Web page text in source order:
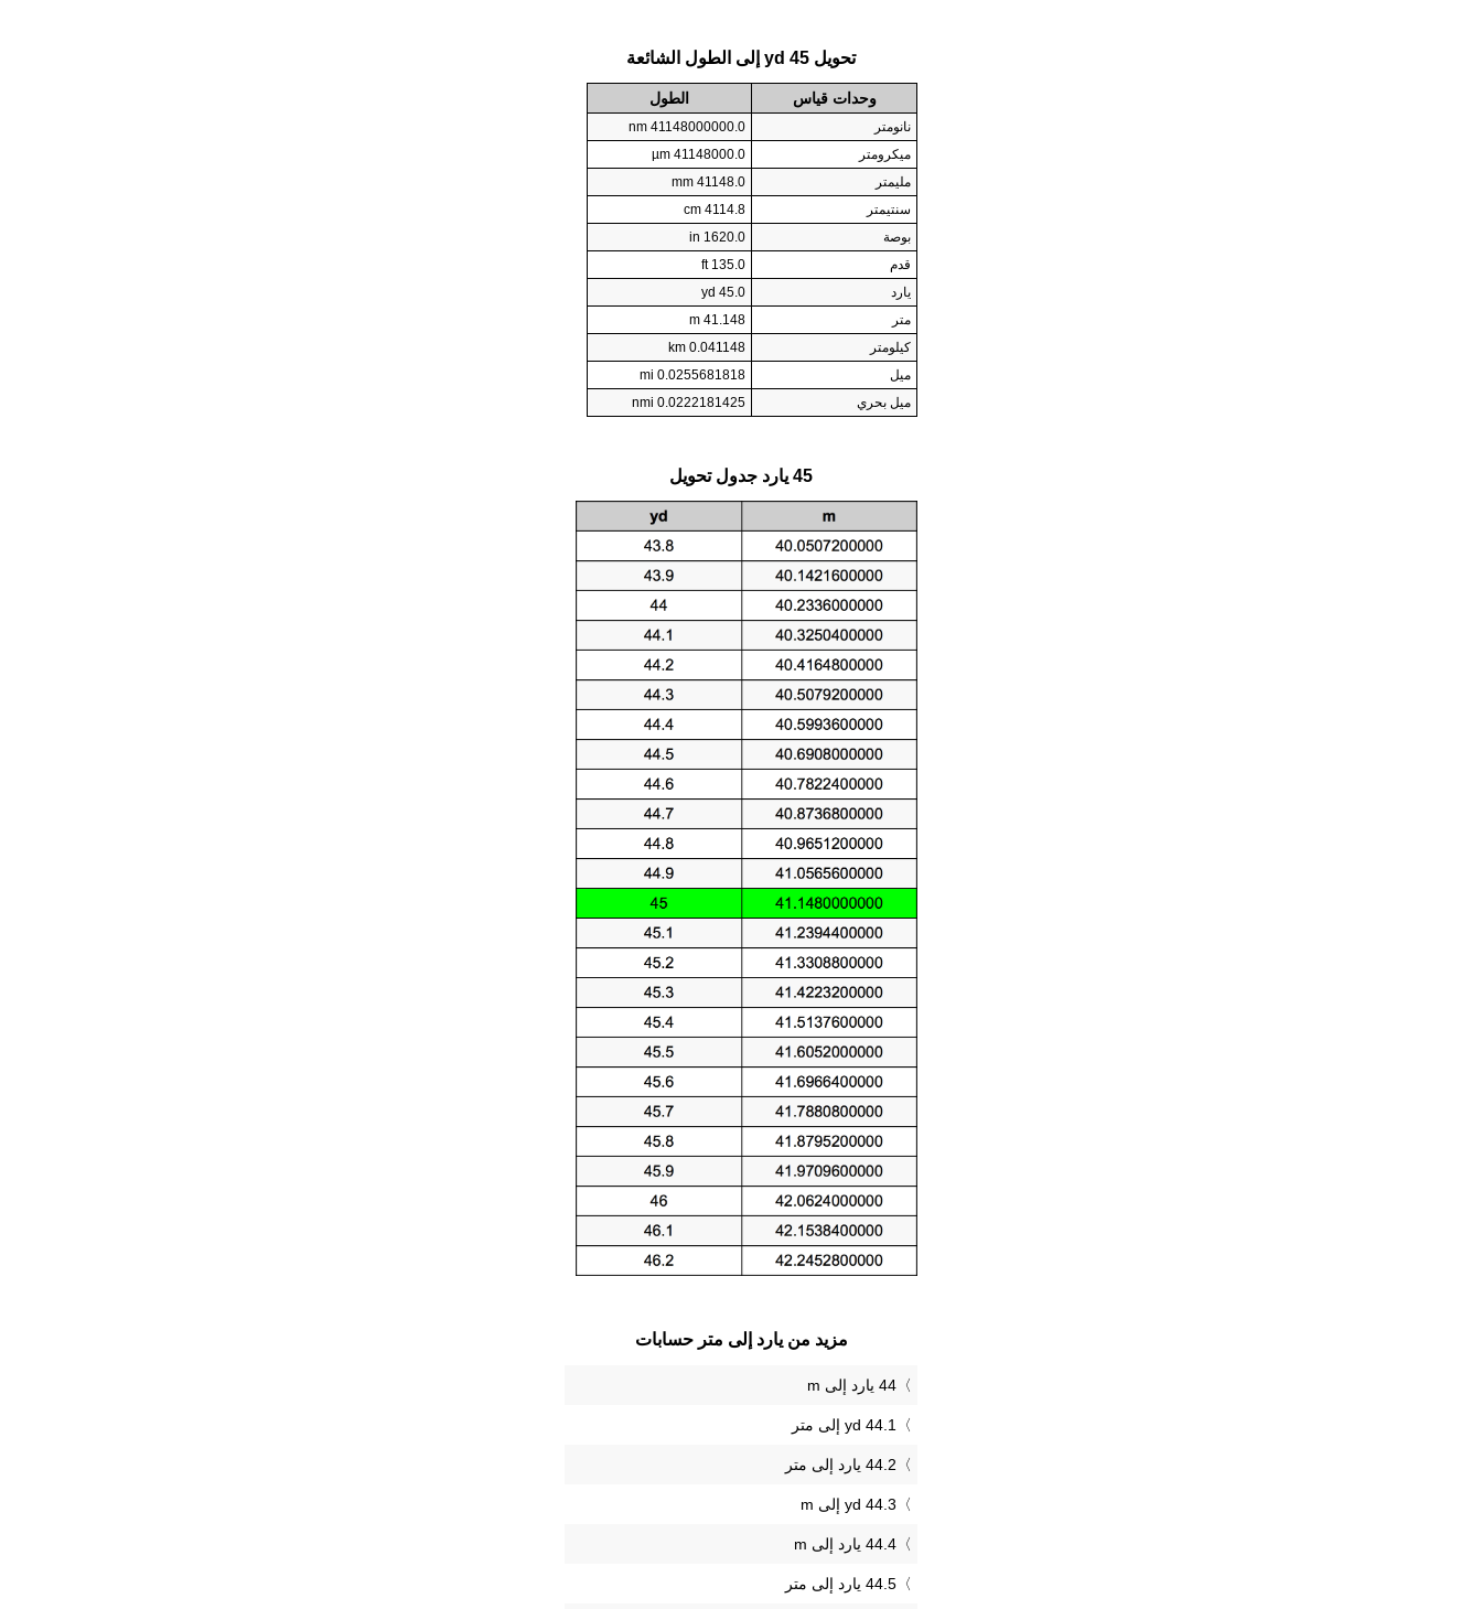
تحويل 45 yd إلى الطول الشائعة
وحدات قياس الطول
نانومتر
41148000000.0 nm
ميكرومتر
41148000.0 µm
مليمتر
41148.0 mm
سنتيمتر
4114.8 cm
بوصة
1620.0 in
قدم
135.0 ft
يارد
45.0 yd
متر
41.148 m
كيلومتر
0.041148 km
ميل
0.0255681818 mi
ميل بحري
0.0222181425 nmi
45 يارد جدول تحويل
مزيد من يارد إلى متر حسابات
44 يارد إلى m
44.1 yd إلى متر
44.2 يارد إلى متر
44.3 yd إلى m
44.4 يارد إلى m
44.5 يارد إلى متر